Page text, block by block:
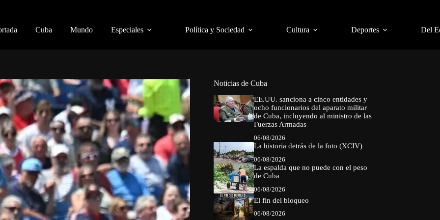
Cuba Mundo Especiales Política y Sociedad Cultura Deportes Del
Noticias de Cuba
EE.UU. sanciona a cinco entidades y
ocho funcionarios del aparato militar
de Cuba, incluyendo al ministro de las
Fuerzas Armadas
06/08/2026
La historia detrás de la foto (XCIV)
06/08/2026
La espalda que no puede con el peso
de Cuba
06/08/2026
El fin del bloqueo
06/08/2026